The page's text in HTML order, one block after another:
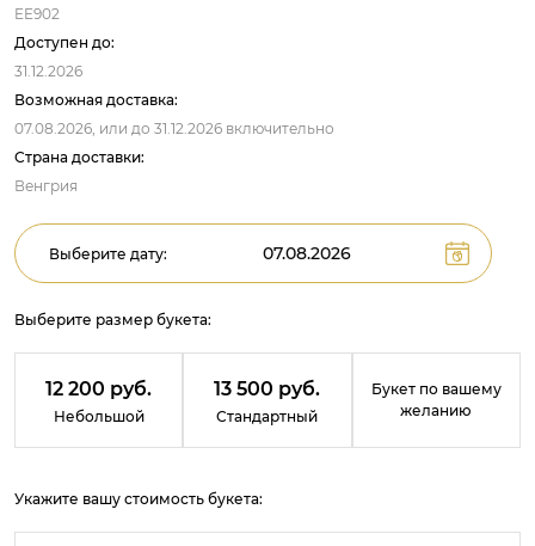
EE902
Доступен до:
31.12.2026
Возможная доставка:
07.08.2026, или до 31.12.2026 включительно
Страна доставки:
Венгрия
Выберите дату:
Выберите размер букета:
12 200 руб.
Небольшой
13 500 руб.
Стандартный
Букет по вашему
желанию
Укажите вашу стоимость букета: